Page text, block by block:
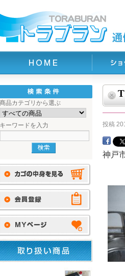
商品カテゴリから選ぶ
キーワードを入力 投稿
神戸